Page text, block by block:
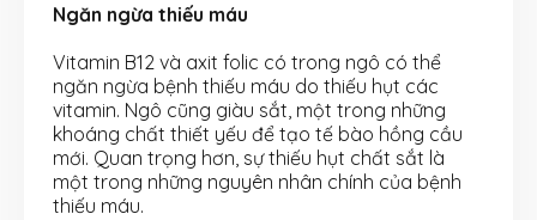
Ngăn ngừa thiếu máu
Vitamin B12 và axit folic có trong ngô có thể
ngăn ngừa bệnh thiếu máu do thiếu hụt các
vitamin. Ngô cũng giàu sắt, một trong những
khoáng chất thiết yếu để tạo tế bào hồng cầu
mới. Quan trọng hơn, sự thiếu hụt chất sắt là
một trong những nguyên nhân chính của bệnh
thiếu máu.